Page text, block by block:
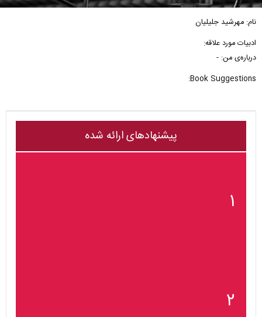
نام: مهرشيد جليليان
ادبیات مورد علاقه:
درباره‌ی من: -
Book Suggestions:
پیشنهادهای ارائه شده
۱
۲